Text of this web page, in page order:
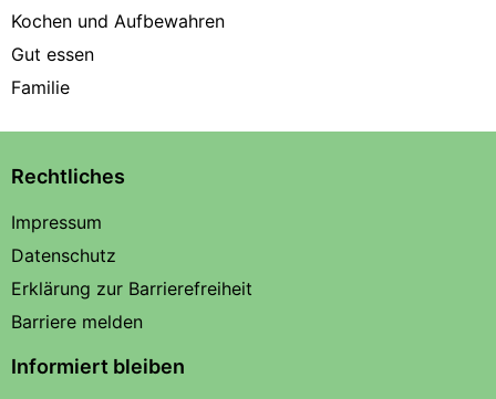
Kochen und Aufbewahren
Gut essen
Familie
Rechtliches
Impressum
Datenschutz
Erklärung zur Barrierefreiheit
Barriere melden
Informiert bleiben